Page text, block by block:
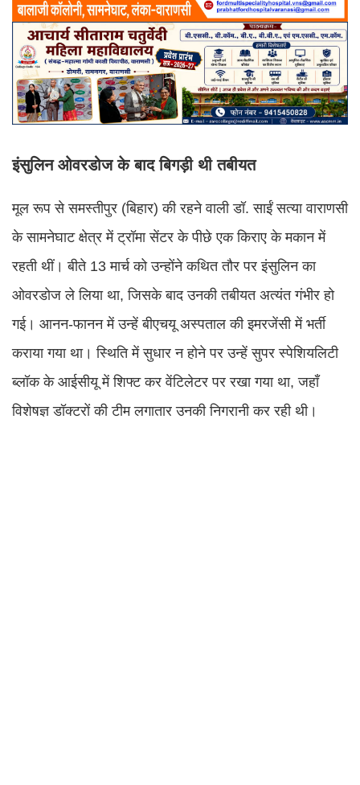
इंसुलिन ओवरडोज के बाद बिगड़ी थी तबीयत
मूल रूप से समस्तीपुर (बिहार) की रहने वाली डॉ. साईं सत्या वाराणसी
के सामनेघाट क्षेत्र में ट्रॉमा सेंटर के पीछे एक किराए के मकान में
रहती थीं। बीते 13 मार्च को उन्होंने कथित तौर पर इंसुलिन का
ओवरडोज ले लिया था, जिसके बाद उनकी तबीयत अत्यंत गंभीर हो
गई। आनन-फानन में उन्हें बीएचयू अस्पताल की इमरजेंसी में भर्ती
कराया गया था। स्थिति में सुधार न होने पर उन्हें सुपर स्पेशियलिटी
ब्लॉक के आईसीयू में शिफ्ट कर वेंटिलेटर पर रखा गया था, जहाँ
विशेषज्ञ डॉक्टरों की टीम लगातार उनकी निगरानी कर रही थी।